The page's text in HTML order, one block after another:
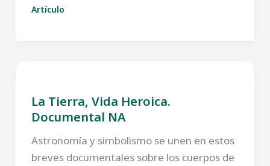
Artículo
La Tierra, Vida Heroica.
Documental NA
Astronomía y simbolismo se unen en estos
breves documentales sobre los cuerpos de